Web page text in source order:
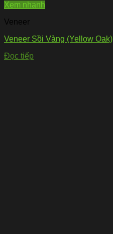
Xem nhanh
Veneer
Veneer Sồi Vàng (Yellow Oak)
Đọc tiếp